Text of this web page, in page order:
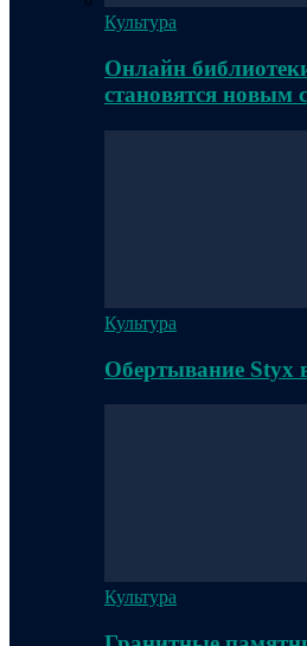
Культура
Онлайн
становятся новым
Культура
Обертывание Styx
Культура